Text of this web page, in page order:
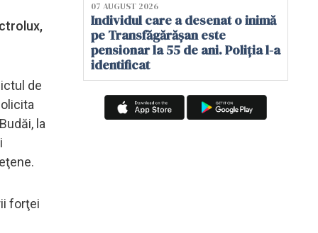
de
la
forţei
07 AUGUST 2026
Individul care a desenat o inimă
pe Transfăgărășan este
pensionar la 55 de ani. Poliția l-a
identificat